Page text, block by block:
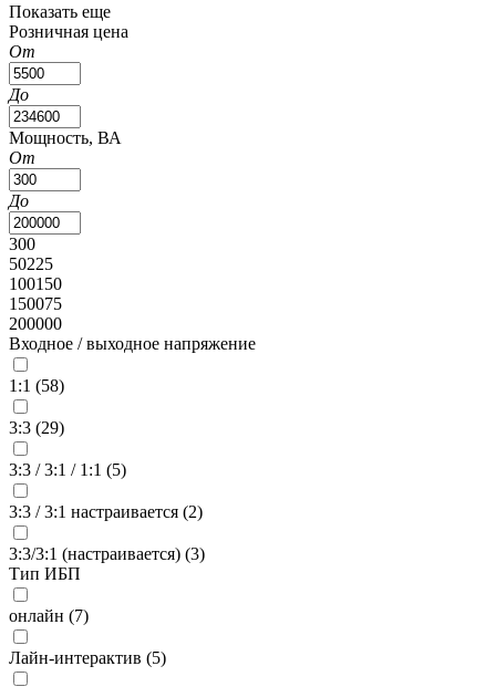
Показать еще
Розничная цена
От
До
Мощность, ВА
От
До
300
50225
100150
150075
200000
Входное / выходное напряжение
1:1 (58)
3:3 (29)
3:3 / 3:1 / 1:1 (5)
3:3 / 3:1 настраивается (2)
3:3/3:1 (настраивается) (3)
Тип ИБП
онлайн (7)
Лайн-интерактив (5)